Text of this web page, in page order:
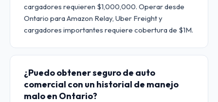
cargadores requieren $1,000,000. Operar desde
Ontario para Amazon Relay, Uber Freight y
cargadores importantes requiere cobertura de $1M.
¿Puedo obtener seguro de auto
comercial con un historial de manejo
malo en Ontario?